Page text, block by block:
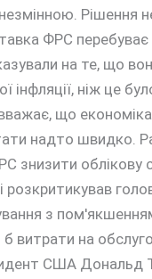
Рішення
ФРС
на те, що
інфляції, ніж це
що
надто швидко.
облікову
розкритикував
з
витрати на
США Дональд